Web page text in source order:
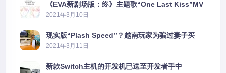
《EVA新剧场版：终》主题歌“One Last Kiss”MV
公布
2021年3月10日
现实版“Plash Speed”？越南玩家为骗过妻子买
PS5上演好戏
2021年3月11日
新款Switch主机的开发机已送至开发者手中